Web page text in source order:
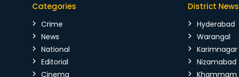
Categories
Crime
News
National
Editorial
Cinema
District News
Hyderabad
Warangal
Karimnagar
Nizamabad
Khammam